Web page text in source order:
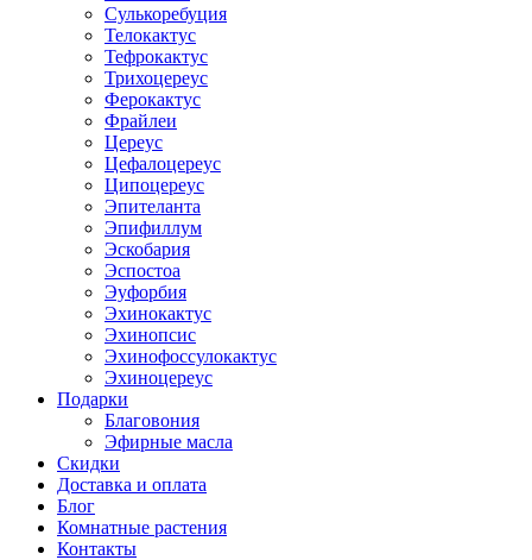
Сулькоребуция
Телокактус
Тефрокактус
Трихоцереус
Ферокактус
Фрайлеи
Цереус
Цефалоцереус
Ципоцереус
Эпителанта
Эпифиллум
Эскобария
Эспостоа
Эуфорбия
Эхинокактус
Эхинопсис
Эхинофоссулокактус
Эхиноцереус
Подарки
Благовония
Эфирные масла
Скидки
Доставка и оплата
Блог
Комнатные растения
Контакты